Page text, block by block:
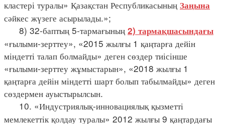
кластері туралы» Қазақстан Республикасының Заңына
сәйкес жүзеге асырылады.»;
8) 32-баптың 5-тармағының 2) тармақшасындағы
«ғылыми-зерттеу», «2015 жылғы 1 қаңтарға дейін
міндетті талап болмайды» деген сөздер тиісінше
«ғылыми-зерттеу жұмыстарын», «2018 жылғы 1
қаңтарға дейін міндетті шарт болып табылмайды» деген
сөздермен ауыстырылсын.
10. «Индустриялық-инновациялық қызметті
мемлекеттік қолдау туралы» 2012 жылғы 9 қаңтардағы